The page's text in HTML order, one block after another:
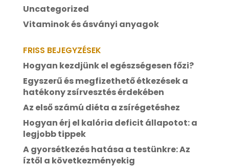
Uncategorized
Vitaminok és ásványi anyagok
FRISS BEJEGYZÉSEK
Hogyan kezdjünk el egészségesen főzi?
Egyszerű és megfizethető étkezések a
hatékony zsírvesztés érdekében
Az első számú diéta a zsírégetéshez
Hogyan érj el kalória deficit állapotot: a
legjobb tippek
A gyorsétkezés hatása a testünkre: Az
íztől a következményekig